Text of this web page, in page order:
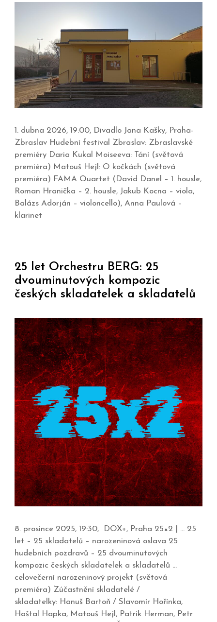
1. dubna 2026, 19:00, Divadlo Jana Kašky, Praha-
Zbraslav Hudební festival Zbraslav: Zbraslavské
premiéry Daria Kukal Moiseeva: Tání (světová
premiéra) Matouš Hejl: O kočkách (světová
premiéra) FAMA Quartet (David Danel – 1. housle,
Roman Hranička – 2. housle, Jakub Kocna – viola,
Balázs Adorján – violoncello), Anna Paulová –
klarinet
25 let Orchestru BERG: 25
dvouminutových kompozic
českých skladatelek a skladatelů
8. prosince 2025, 19:30, DOX+, Praha 25×2 | … 25
let – 25 skladatelů – narozeninová oslava 25
hudebních pozdravů – 25 dvouminutových
kompozic českých skladatelek a skladatelů …
celovečerní narozeninový projekt (světová
premiéra) Zúčastnění skladatelé /
skladatelky: Hanuš Bartoň / Slavomír Hořínka,
Haštal Hapka, Matouš Hejl, Patrik Herman, Petr